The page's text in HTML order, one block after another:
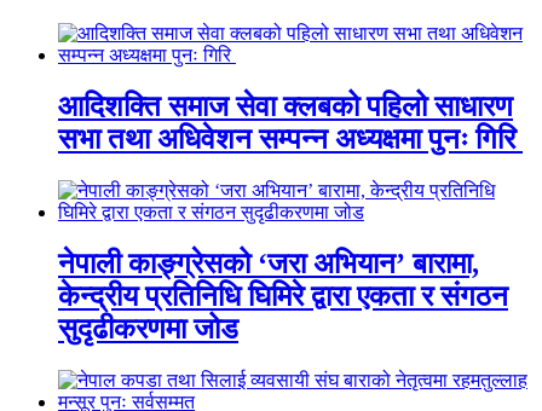
आदिशक्ति समाज सेवा क्लबको पहिलो साधारण
सभा तथा अधिवेशन सम्पन्न अध्यक्षमा पुनः गिरि
नेपाली काङ्ग्रेसको ‘जरा अभियान’ बारामा,
केन्द्रीय प्रतिनिधि घिमिरे द्वारा एकता र संगठन
सुदृढीकरणमा जोड